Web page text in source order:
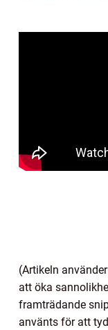
(Artikeln
att öka
framträdande
använts för att